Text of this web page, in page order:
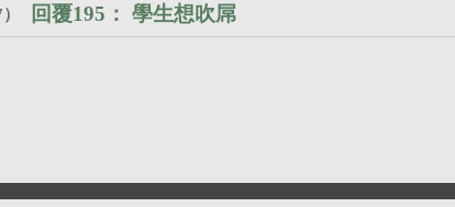
回覆195： 學生想吹屌
）